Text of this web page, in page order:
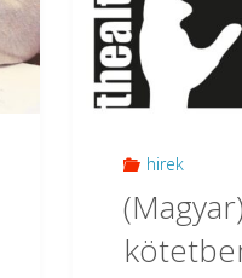
hirek